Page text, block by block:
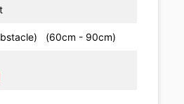
(60cm - 90cm)